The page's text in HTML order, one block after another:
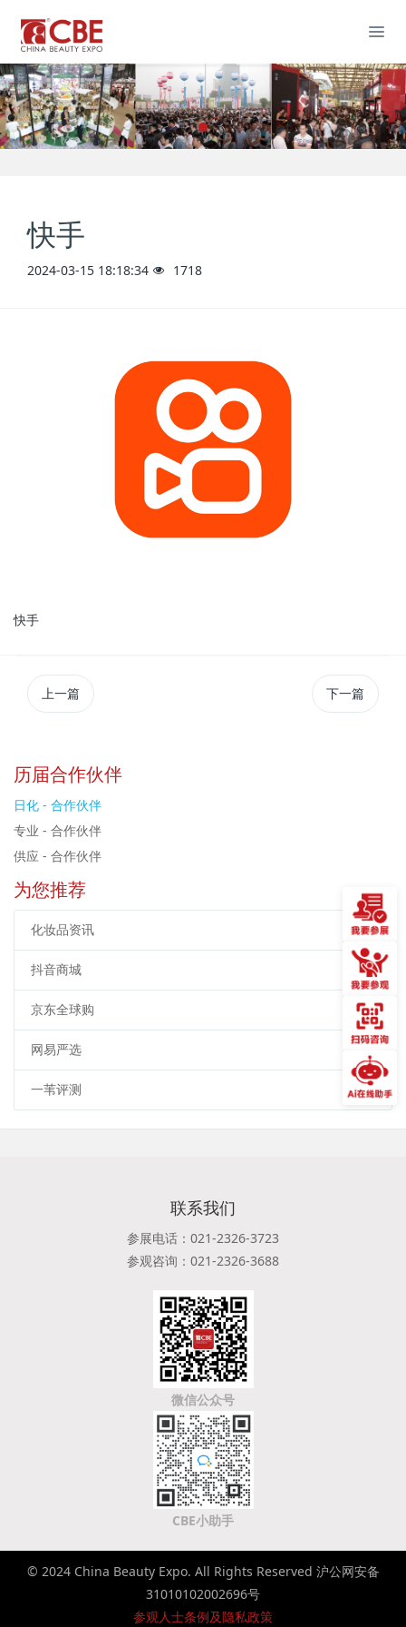
快手
2024-03-15 18:18:34 1718
快手
上一篇 下一篇
历届合作伙伴
日化 - 合作伙伴
专业 - 合作伙伴
供应 - 合作伙伴
为您推荐
化妆品资讯
抖音商城
京东全球购
网易严选
一苇评测
联系我们
参展电话：021-2326-3723
参观咨询：021-2326-3688
微信公众号
CBE小助手
© 2024 China Beauty Expo. All Rights Reserved 沪公网安备
31010102002696号
参观人士条例及隐私政策